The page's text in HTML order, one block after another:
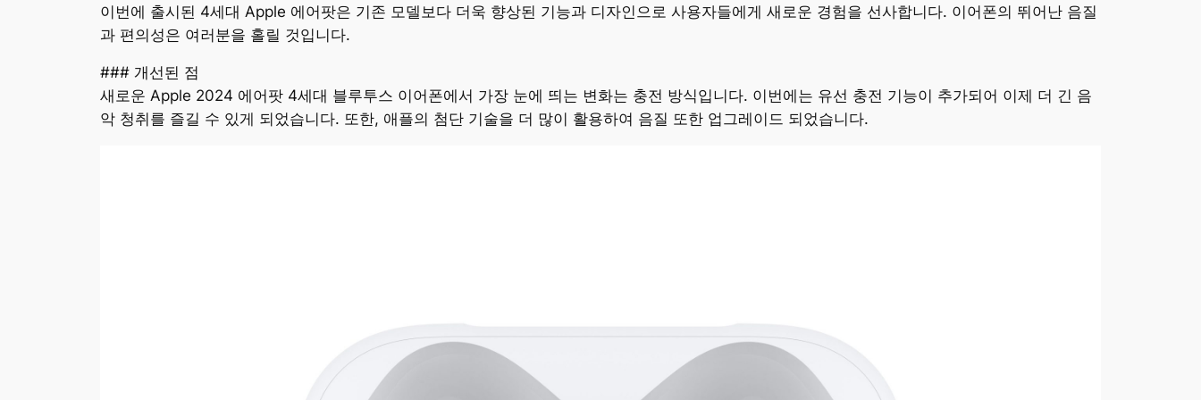
이번에 출시된 4세대 Apple 에어팟은 기존 모델보다 더욱 향상된 기능과 디자인으로 사용자들에게 새로운 경험을 선사합니다. 이어폰의 뛰어난 음질
과 편의성은 여러분을 홀릴 것입니다.
### 개선된 점
새로운 Apple 2024 에어팟 4세대 블루투스 이어폰에서 가장 눈에 띄는 변화는 충전 방식입니다. 이번에는 유선 충전 기능이 추가되어 이제 더 긴 음
악 청취를 즐길 수 있게 되었습니다. 또한, 애플의 첨단 기술을 더 많이 활용하여 음질 또한 업그레이드 되었습니다.